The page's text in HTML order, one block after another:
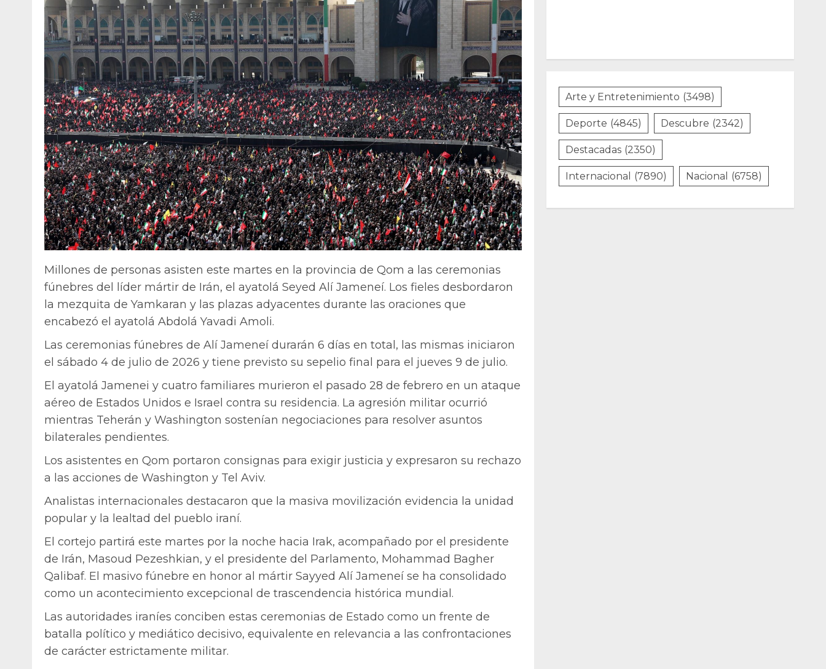
Millones de personas asisten este martes en la provincia de Qom a las ceremonias
fúnebres del líder mártir de Irán, el ayatolá Seyed Alí Jameneí. Los fieles desbordaron
la mezquita de Yamkaran y las plazas adyacentes durante las oraciones que
encabezó el ayatolá Abdolá Yavadi Amoli.
Las ceremonias fúnebres de Alí Jameneí durarán 6 días en total, las mismas iniciaron
el sábado 4 de julio de 2026 y tiene previsto su sepelio final para el jueves 9 de julio.
El ayatolá Jamenei y cuatro familiares murieron el pasado 28 de febrero en un ataque
aéreo de Estados Unidos e Israel contra su residencia. La agresión militar ocurrió
mientras Teherán y Washington sostenían negociaciones para resolver asuntos
bilaterales pendientes.
Los asistentes en Qom portaron consignas para exigir justicia y expresaron su rechazo
a las acciones de Washington y Tel Aviv.
Analistas internacionales destacaron que la masiva movilización evidencia la unidad
popular y la lealtad del pueblo iraní.
El cortejo partirá este martes por la noche hacia Irak, acompañado por el presidente
de Irán, Masoud Pezeshkian, y el presidente del Parlamento, Mohammad Bagher
Qalibaf. El masivo fúnebre en honor al mártir Sayyed Alí Jameneí se ha consolidado
como un acontecimiento excepcional de trascendencia histórica mundial.
Las autoridades iraníes conciben estas ceremonias de Estado como un frente de
batalla político y mediático decisivo, equivalente en relevancia a las confrontaciones
de carácter estrictamente militar.
Arte y Entretenimiento (3498)
Deporte (4845) Descubre (2342)
Destacadas (2350)
Internacional (7890) Nacional (6758)